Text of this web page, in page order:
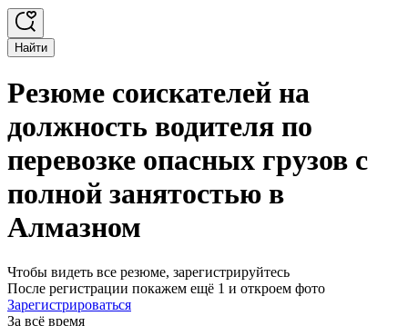
Найти
Резюме соискателей на
должность водителя по
перевозке опасных грузов с
полной занятостью в
Алмазном
Чтобы видеть все резюме, зарегистрируйтесь
После регистрации покажем ещё 1 и откроем фото
Зарегистрироваться
За всё время